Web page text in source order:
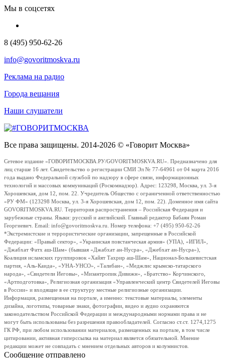
Мы в соцсетях
8 (495) 950-62-26
info@govoritmoskva.ru
Реклама на радио
Города вещания
Наши слушатели
Все права защищены. 2014-2026 © «Говорит Москва»
Сетевое издание «ГОВОРИТМОСКВА.РУ/GOVORITMOSKVA.RU». Предназначено для
лиц старше 16 лет. Свидетельство о регистрации СМИ Эл № 77-64961 от 04 марта 2016
года выдано Федеральной службой по надзору в сфере связи, информационных
технологий и массовых коммуникаций (Роскомнадзор). Адрес: 123298, Москва, ул. 3-я
Хорошевская, дом 12, пом. 22. Учредитель Общество с ограниченной ответственностью
«РУ ФМ» (123298 Москва, ул. 3-я Хорошевская, дом 12, пом. 22). Доменное имя сайта
GOVORITMOSKVA.RU. Территория распространения – Российская Федерация и
зарубежные страны. Языки: русский и английский. Главный редактор Бабаян Роман
Георгиевич. Email: info@govoritmoskva.ru. Номер телефона: +7 (495) 950-62-26
*Экстремистские и террористические организации, запрещенные в Российской
Федерации: «Правый сектор», «Украинская повстанческая армия» (УПА), «ИГИЛ»,
«Джабхат Фатх аш-Шам» (бывшая «Джабхат ан-Нусра», «Джебхат ан-Нусра»),
Коалиция исламских группировок «Хайят Тахрир аш-Шам», Национал-Большевистская
партия, «Аль-Каида», «УНА-УНСО», «Талибан», «Меджлис крымско-татарского
народа», «Свидетели Иеговы», «Мизантропик Дивижн», «Братство» Корчинского,
«Артподготовка», Религиозная организация «Управленческий центр Свидетелей Иеговы
в России» и входящие в ее структуру местные религиозные организации.
Информация, размещенная на портале, а именно: текстовые материалы, элементы
дизайна, логотипы, товарные знаки, фотографии, видео и аудио охраняются
законодательством Российской Федерации и международными нормами права и не
могут быть использованы без разрешения правообладателей. Согласно ст.ст. 1274,1275
ГК РФ, при любом использовании материалов, размещенных на портале, в том числе
цитировании, активная гиперссылка на материал является обязательной. Мнение
редакции может не совпадать с мнением отдельных авторов и колумнистов.
Сообщение отправлено